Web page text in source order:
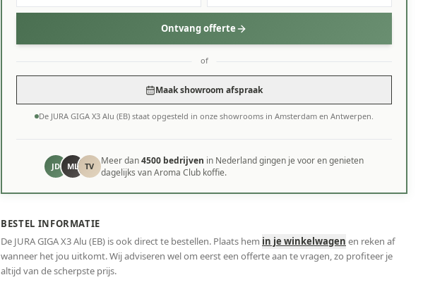
Ontvang offerte
of
Maak showroom afspraak
De JURA GIGA X3 Alu (EB) staat opgesteld in onze showrooms in Amsterdam en Antwerpen.
JD ML TV Meer dan4500 bedrijven in Nederland gingen je voor en genieten
dagelijks van Aroma Club koffie.
BESTEL INFORMATIE
De JURA GIGA X3 Alu (EB) is ook direct te bestellen. Plaats hem in je winkelwagen en reken af
wanneer het jou uitkomt. Wij adviseren wel om eerst een offerte aan te vragen, zo profiteer je
altijd van de scherpste prijs.